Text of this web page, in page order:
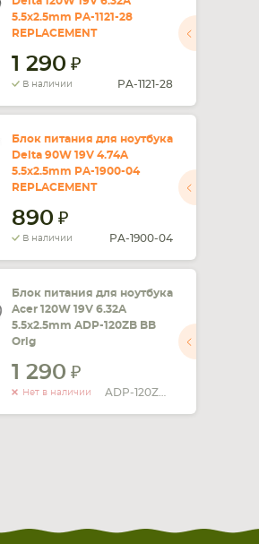
5.5x2.5mm PA-1121-28
REPLACEMENT
1 290
В наличии PA-1121-28
Блок питания для ноутбука
Delta 90W 19V 4.74A
5.5x2.5mm PA-1900-04
REPLACEMENT
890
В наличии PA-1900-04
Блок питания для ноутбука
Acer 120W 19V 6.32A
5.5x2.5mm ADP-120ZB BB
Orig
1 290
Нет в наличии